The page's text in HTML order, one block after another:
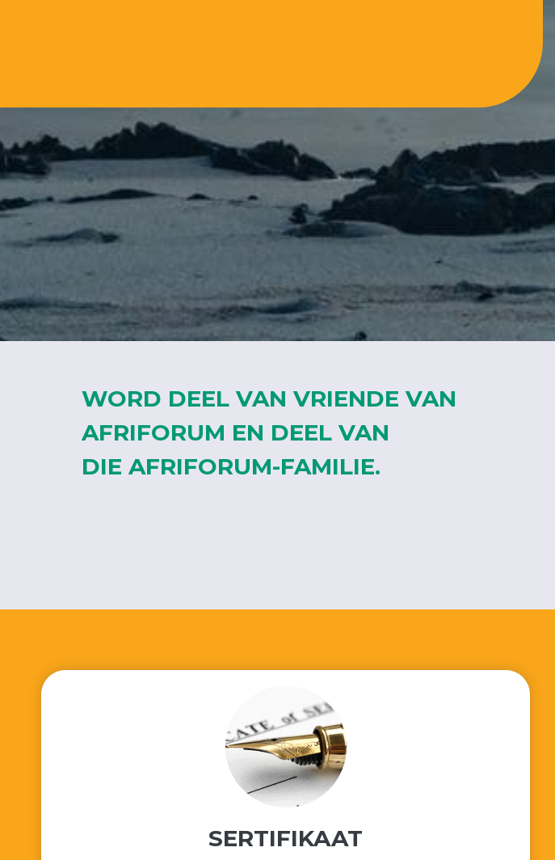
WORD DEEL VAN VRIENDE VAN
AFRIFORUM EN DEEL VAN
DIE AFRIFORUM-FAMILIE.
SERTIFIKAAT